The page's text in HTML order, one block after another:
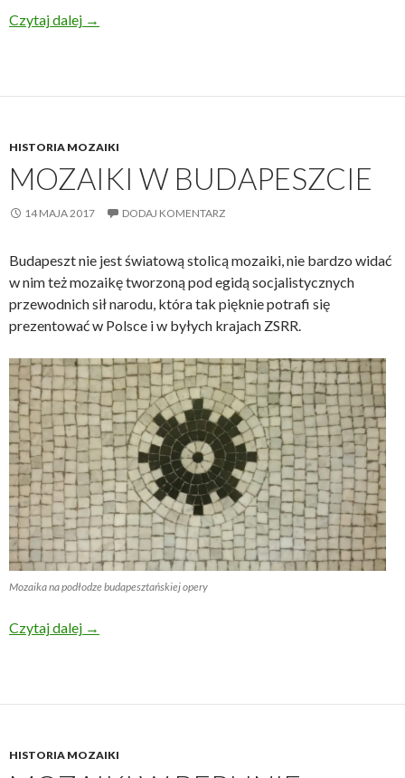
Czytaj dalej Starożytne inspiracje – mozaika z dziećmi
→
HISTORIA MOZAIKI
MOZAIKI W BUDAPESZCIE
14 MAJA 2017 DODAJ KOMENTARZ
Budapeszt nie jest światową stolicą mozaiki, nie bardzo widać
w nim też mozaikę tworzoną pod egidą socjalistycznych
przewodnich sił narodu, która tak pięknie potrafi się
prezentować w Polsce i w byłych krajach ZSRR.
Mozaika na podłodze budapesztańskiej opery
Czytaj dalej Mozaiki w Budapeszcie
→
HISTORIA MOZAIKI